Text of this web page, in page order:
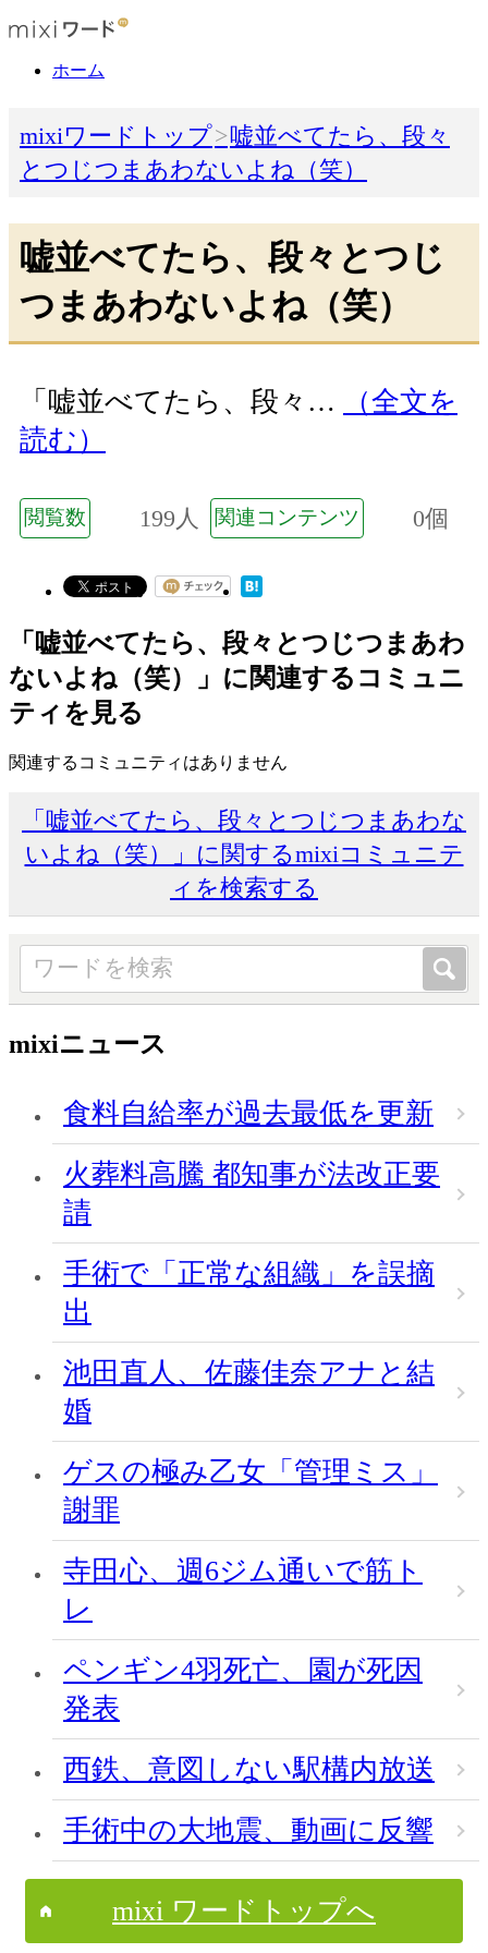
ホーム
mixiワードトップ
嘘並べてたら、段々
とつじつまあわないよね（笑）
嘘並べてたら、段々とつじ
つまあわないよね（笑）
「嘘並べてたら、段々…
（全文を
読む）
閲覧数 199人 関連コンテンツ 0個
「嘘並べてたら、段々とつじつまあわ
ないよね（笑）」に関連するコミュニ
ティを見る
関連するコミュニティはありません
「嘘並べてたら、段々とつじつまあわな
いよね（笑）」に関するmixiコミュニテ
ィを検索する
mixiニュース
食料自給率が過去最低を更新
火葬料高騰 都知事が法改正要
請
手術で「正常な組織」を誤摘
出
池田直人、佐藤佳奈アナと結
婚
ゲスの極み乙女「管理ミス」
謝罪
寺田心、週6ジム通いで筋ト
レ
ペンギン4羽死亡、園が死因
発表
西鉄、意図しない駅構内放送
手術中の大地震、動画に反響
mixi ワードトップへ